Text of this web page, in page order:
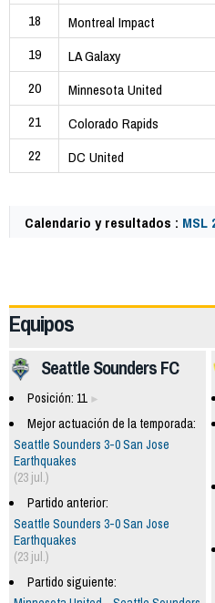
18
Montreal Impact
19
LA Galaxy
20
Minnesota United
21
Colorado Rapids
22
DC United
Calendario y resultados : MSL
Equipos
Seattle Sounders FC
Posición: 11
Mejor actuación de la temporada:
Seattle Sounders 3-0 San Jose
Earthquakes
(23 jul.)
Partido anterior:
Seattle Sounders 3-0 San Jose
Earthquakes
(23 jul.)
Partido siguiente: